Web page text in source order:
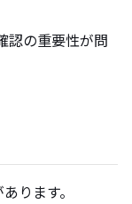
認の重要性が問
ります。